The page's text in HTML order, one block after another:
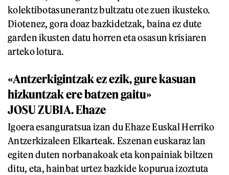
kolektibotasunerantz bultzatu ote zuen ikusteko.
Diotenez, gora doaz bazkidetzak, baina ez dute
garden ikusten datu horren eta osasun krisiaren
arteko lotura.
«Antzerkigintzak ez ezik, gure kasuan
hizkuntzak ere batzen gaitu»
JOSU ZUBIA. Ehaze
Igoera esanguratsua izan du Ehaze Euskal Herriko
Antzerkizaleen Elkarteak. Eszenan euskaraz lan
egiten duten norbanakoak eta konpainiak biltzen
ditu, eta, hainbat urtez bazkide kopurua izoztuta